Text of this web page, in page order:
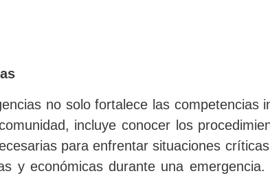
no solo fortalece las competencias
incluye conocer los
para enfrentar situaciones
y económicas durante una emergencia.